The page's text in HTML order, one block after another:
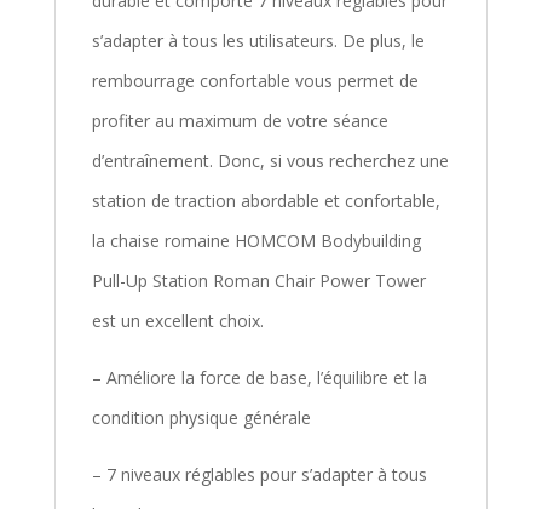
s’adapter à tous les utilisateurs. De plus, le
rembourrage confortable vous permet de
profiter au maximum de votre séance
d’entraînement. Donc, si vous recherchez une
station de traction abordable et confortable,
la chaise romaine HOMCOM Bodybuilding
Pull-Up Station Roman Chair Power Tower
est un excellent choix.
– Améliore la force de base, l’équilibre et la
condition physique générale
– 7 niveaux réglables pour s’adapter à tous